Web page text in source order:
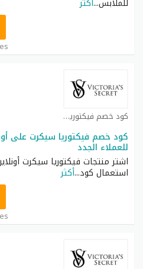
كود خصم فيكتوريا سيكرت كوبون
للعملاء الجدد
اشتر منتجات فيكتوريا سيكرت
استعمال كود...أكثر